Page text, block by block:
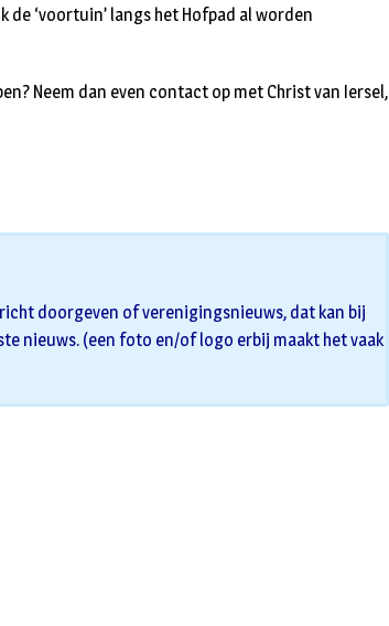
de ‘voortuin’ langs het Hofpad al worden
Neem dan even contact op met Christ van Iersel,
doorgeven of verenigingsnieuws, dat kan bij
nieuws. (een foto en/of logo erbij maakt het vaak